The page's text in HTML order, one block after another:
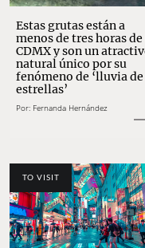
Estas grutas están a
menos de tres horas
CDMX y son un
natural único por su
fenómeno de ‘lluvia de
estrellas’
Por: Fernanda Hernández
TO VISIT